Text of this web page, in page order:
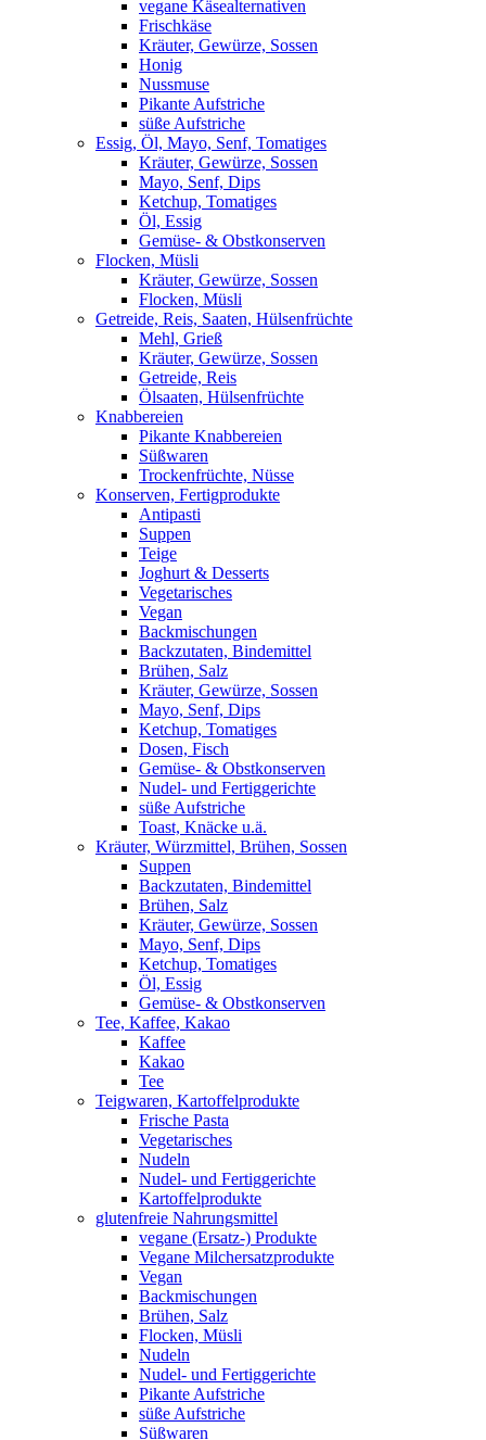
vegane Käsealternativen
Frischkäse
Kräuter, Gewürze, Sossen
Honig
Nussmuse
Pikante Aufstriche
süße Aufstriche
Essig, Öl, Mayo, Senf, Tomatiges
Kräuter, Gewürze, Sossen
Mayo, Senf, Dips
Ketchup, Tomatiges
Öl, Essig
Gemüse- & Obstkonserven
Flocken, Müsli
Kräuter, Gewürze, Sossen
Flocken, Müsli
Getreide, Reis, Saaten, Hülsenfrüchte
Mehl, Grieß
Kräuter, Gewürze, Sossen
Getreide, Reis
Ölsaaten, Hülsenfrüchte
Knabbereien
Pikante Knabbereien
Süßwaren
Trockenfrüchte, Nüsse
Konserven, Fertigprodukte
Antipasti
Suppen
Teige
Joghurt & Desserts
Vegetarisches
Vegan
Backmischungen
Backzutaten, Bindemittel
Brühen, Salz
Kräuter, Gewürze, Sossen
Mayo, Senf, Dips
Ketchup, Tomatiges
Dosen, Fisch
Gemüse- & Obstkonserven
Nudel- und Fertiggerichte
süße Aufstriche
Toast, Knäcke u.ä.
Kräuter, Würzmittel, Brühen, Sossen
Suppen
Backzutaten, Bindemittel
Brühen, Salz
Kräuter, Gewürze, Sossen
Mayo, Senf, Dips
Ketchup, Tomatiges
Öl, Essig
Gemüse- & Obstkonserven
Tee, Kaffee, Kakao
Kaffee
Kakao
Tee
Teigwaren, Kartoffelprodukte
Frische Pasta
Vegetarisches
Nudeln
Nudel- und Fertiggerichte
Kartoffelprodukte
glutenfreie Nahrungsmittel
vegane (Ersatz-) Produkte
Vegane Milchersatzprodukte
Vegan
Backmischungen
Brühen, Salz
Flocken, Müsli
Nudeln
Nudel- und Fertiggerichte
Pikante Aufstriche
süße Aufstriche
Süßwaren